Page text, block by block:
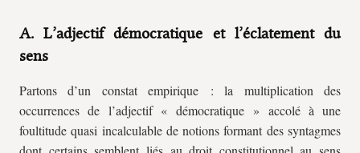
A. L’adjectif démocratique et l’éclatement du
sens
Partons d’un constat empirique : la multiplication des
occurrences de l’adjectif « démocratique » accolé à une
foultitude quasi incalculable de notions formant des syntagmes